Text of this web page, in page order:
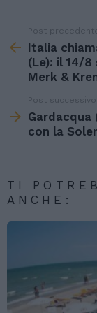
more
Post precedente
Italia
(Le): il 14/8
Merk &
Post successivo
Gardacqua
con la
TI
ANCHE: